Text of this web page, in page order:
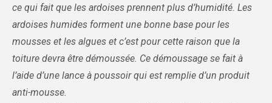
ce qui fait que les ardoises prennent plus d’humidité. Les
ardoises humides forment une bonne base pour les
mousses et les algues et c’est pour cette raison que la
toiture devra être démoussée. Ce démoussage se fait à
l’aide d’une lance à poussoir qui est remplie d’un produit
anti-mousse.